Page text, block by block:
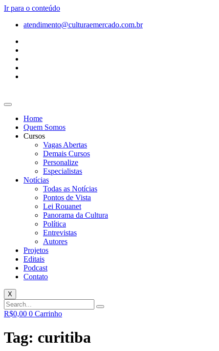
Ir para o conteúdo
atendimento@culturaemercado.com.br
Home
Quem Somos
Cursos
Vagas Abertas
Demais Cursos
Personalize
Especialistas
Notícias
Todas as Notícias
Pontos de Vista
Lei Rouanet
Panorama da Cultura
Política
Entrevistas
Autores
Projetos
Editais
Podcast
Contato
X
R$0,00 0 Carrinho
Tag: curitiba